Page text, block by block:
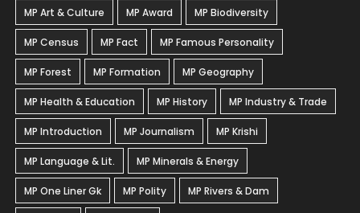
MP Art & Culture MP Award MP Biodiversity
MP Census MP Fact MP Famous Personality
MP Forest MP Formation MP Geography
MP Health & Education MP History MP Industry & Trade
MP Introduction MP Journalism MP Krishi
MP Language & Lit. MP Minerals & Energy
MP One Liner Gk MP Polity MP Rivers & Dam